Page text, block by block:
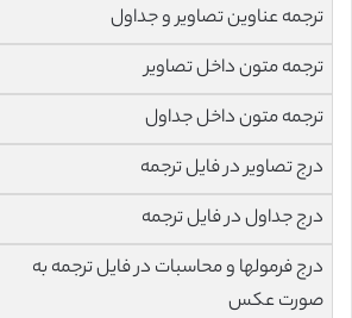
ترجمه عناوین تصاویر و جداول
ترجمه متون داخل تصاویر
ترجمه متون داخل جداول
درج تصاویر در فایل ترجمه
درج جداول در فایل ترجمه
درج فرمولها و محاسبات در فایل ترجمه به
صورت عکس